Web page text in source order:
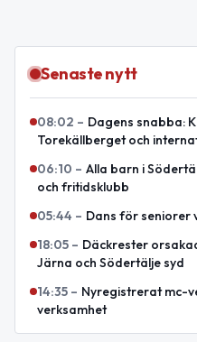
Senaste nytt
08:02 – Dagens snabba:
Torekällberget och
06:10 – Alla barn i
och fritidsklubb
05:44 – Dans för seniorer
18:05 – Däckrester
Järna och Södertälje syd
14:35 – Nyregistrerat mc-
verksamhet